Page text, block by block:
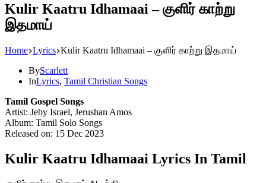
Kulir Kaatru Idhamaai – குளிர் காற்று
இதமாய்
Home Lyrics Kulir Kaatru Idhamaai – குளிர் காற்று இதமாய்
ByScarlett
InLyrics, Tamil Christian Songs
Tamil Gospel Songs
Artist: Jeby Israel, Jerushan Amos
Album: Tamil Solo Songs
Released on: 15 Dec 2023
Kulir Kaatru Idhamaai Lyrics In Tamil